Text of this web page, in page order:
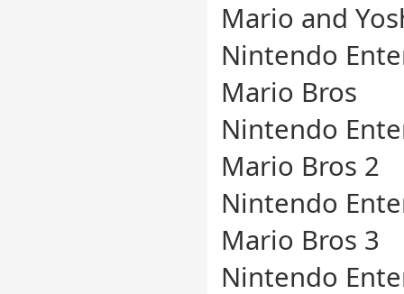
Mario and
Nintendo
Mario Bros
Nintendo
Mario Bros 2
Nintendo
Mario Bros 3
Nintendo